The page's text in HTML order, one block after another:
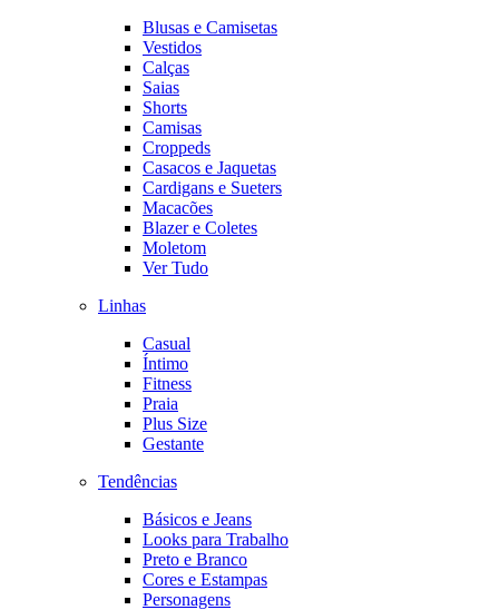
Blusas e Camisetas
Vestidos
Calças
Saias
Shorts
Camisas
Croppeds
Casacos e Jaquetas
Cardigans e Sueters
Macacões
Blazer e Coletes
Moletom
Ver Tudo
Linhas
Casual
Íntimo
Fitness
Praia
Plus Size
Gestante
Tendências
Básicos e Jeans
Looks para Trabalho
Preto e Branco
Cores e Estampas
Personagens